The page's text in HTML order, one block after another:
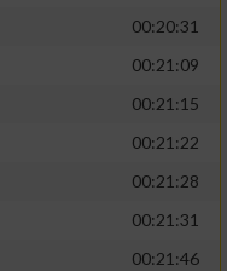
00:20:31
00:21:09
00:21:15
00:21:22
00:21:28
00:21:31
00:21:46